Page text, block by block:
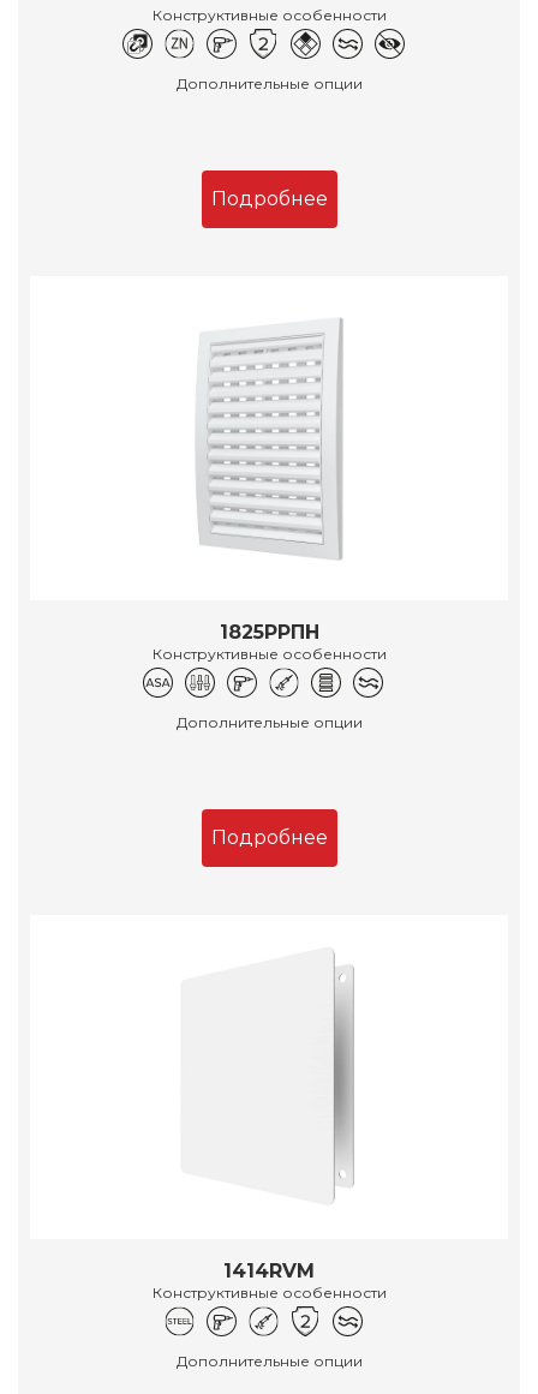
Конструктивные особенности
Дополнительные опции
Подробнее
1825РРПН
Конструктивные особенности
Дополнительные опции
Подробнее
1414RVM
Конструктивные особенности
Дополнительные опции